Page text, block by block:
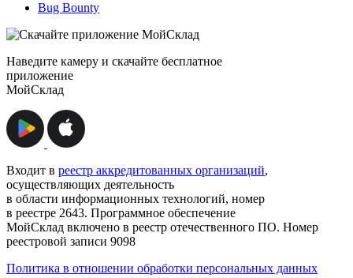
Bug Bounty
Наведите камеру и скачайте бесплатное
приложение
МойСклад
Входит в реестр аккредитованных организаций,
осуществляющих деятельность
в области информационных технологий, номер
в реестре 2643. Программное обеспечение
МойСклад включено в реестр отечественного ПО. Номер
реестровой записи 9098
Политика в отношении обработки персональных данных